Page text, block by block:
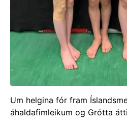
Um helgina fór fram
áhaldafimleikum og Grótta